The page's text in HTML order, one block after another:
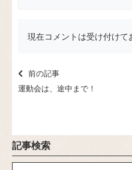
現在コメントは受け付けて
前の記事
運動会は、途中まで！
記事検索